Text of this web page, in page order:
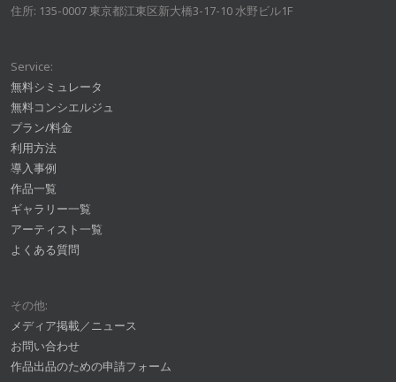
住所: 135-0007 東京都江東区新大橋3-17-10 水野ビル1F
Service:
無料シミュレータ
無料コンシエルジュ
プラン/料金
利用方法
導入事例
作品一覧
ギャラリー一覧
アーティスト一覧
よくある質問
その他:
メディア掲載／ニュース
お問い合わせ
作品出品のための申請フォーム